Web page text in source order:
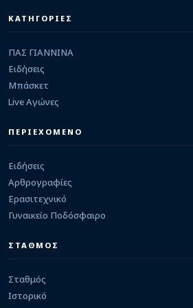
Στην Κ15 του Αστέρα
ΠΑΣ ΓΙΑΝΝΙΝΑ
“Μάτια” και στη Σερβία για
ΚΑΤΗΓΟΡΙΕΣ
ΠΑΣ ΓΙΑΝΝΙΝΑ
Ειδήσεις
Μπάσκετ
Live Αγώνες
ΠΕΡΙΕΧΟΜΕΝΟ
Ειδήσεις
Αρθρογραφίες
Ερασιτεχνικό
Γυναικείο Ποδόσφαιρο
ΣΤΑΘΜΟΣ
Σταθμός
Ιστορικό